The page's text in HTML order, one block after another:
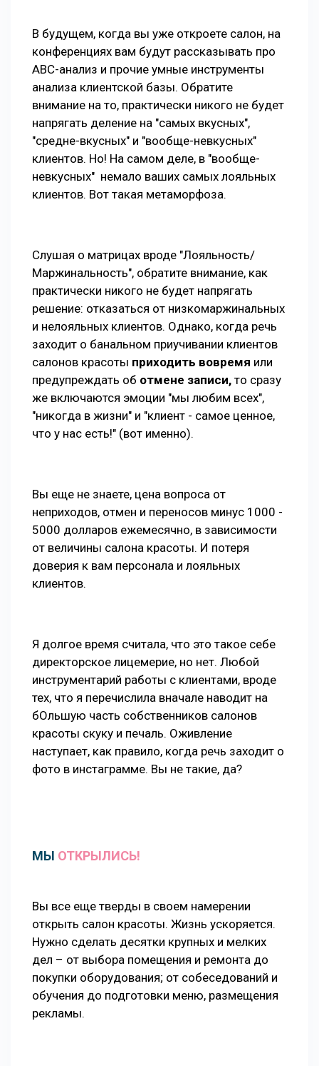
В будущем, когда вы уже откроете салон, на
конференциях вам будут рассказывать про
АВС-анализ и прочие умные инструменты
анализа клиентской базы. Обратите
внимание на то, практически никого не будет
напрягать деление на "самых вкусных",
"средне-вкусных" и "вообще-невкусных"
клиентов. Но! На самом деле, в "вообще-
невкусных" немало ваших самых лояльных
клиентов. Вот такая метаморфоза.
Слушая о матрицах вроде "Лояльность/
Маржинальность", обратите внимание, как
практически никого не будет напрягать
решение: отказаться от низкомаржинальных
и нелояльных клиентов. Однако, когда речь
заходит о банальном приучивании клиентов
салонов красоты приходить вовремя или
предупреждать об отмене записи, то сразу
же включаются эмоции "мы любим всех",
"никогда в жизни" и "клиент - самое ценное,
что у нас есть!" (вот именно).
Вы еще не знаете, цена вопроса от
неприходов, отмен и переносов минус 1000 -
5000 долларов ежемесячно, в зависимости
от величины салона красоты. И потеря
доверия к вам персонала и лояльных
клиентов.
Я долгое время считала, что это такое себе
директорcкое лицемерие, но нет. Любой
инструментарий работы с клиентами, вроде
тех, что я перечислила вначале наводит на
бОльшую часть собственников салонов
красоты скуку и печаль. Оживление
наступает, как правило, когда речь заходит о
фото в инстаграмме. Вы не такие, да?
МЫ ОТКРЫЛИСЬ!
Вы все еще тверды в своем намерении
открыть салон красоты. Жизнь ускоряется.
Нужно сделать десятки крупных и мелких
дел – от выбора помещения и ремонта до
покупки оборудования; от собеседований и
обучения до подготовки меню, размещения
рекламы.